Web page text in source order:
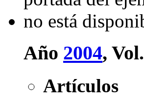
Año 2004, Vol.
Artículos